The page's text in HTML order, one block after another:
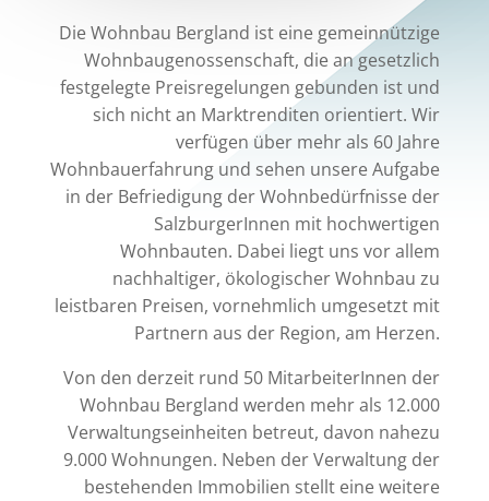
Die Wohnbau Bergland ist eine gemeinnützige
Wohnbaugenossenschaft, die an gesetzlich
festgelegte Preisregelungen gebunden ist und
sich nicht an Marktrenditen orientiert. Wir
verfügen über mehr als 60 Jahre
Wohnbauerfahrung und sehen unsere Aufgabe
in der Befriedigung der Wohnbedürfnisse der
SalzburgerInnen mit hochwertigen
Wohnbauten. Dabei liegt uns vor allem
nachhaltiger, ökologischer Wohnbau zu
leistbaren Preisen, vornehmlich umgesetzt mit
Partnern aus der Region, am Herzen.
Von den derzeit rund 50 MitarbeiterInnen der
Wohnbau Bergland werden mehr als 12.000
Verwaltungseinheiten betreut, davon nahezu
9.000 Wohnungen. Neben der Verwaltung der
bestehenden Immobilien stellt eine weitere